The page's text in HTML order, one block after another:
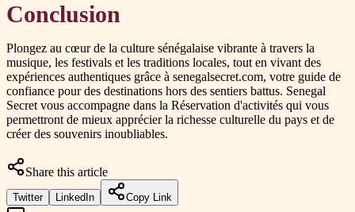
Conclusion
Plongez au cœur de la culture sénégalaise vibrante à travers la
musique, les festivals et les traditions locales, tout en vivant des
expériences authentiques grâce à senegalsecret.com, votre guide de
confiance pour des destinations hors des sentiers battus. Senegal
Secret vous accompagne dans la Réservation d'activités qui vous
permettront de mieux apprécier la richesse culturelle du pays et de
créer des souvenirs inoubliables.
Share this article
Twitter LinkedIn Copy Link